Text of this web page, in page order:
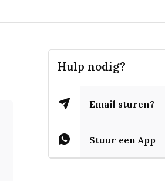
Hulp nodig?
Email sturen?
Stuur een App